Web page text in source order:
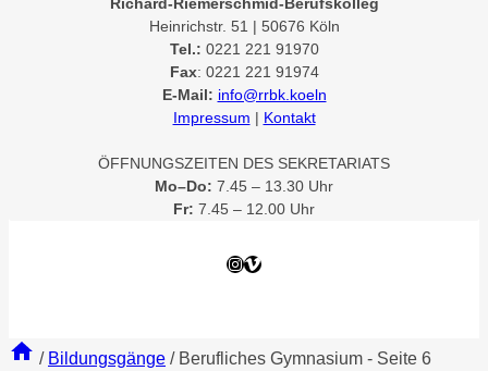
Heinrichstr. 51 | 50676 Köln
Tel.: 0221 221 91970
Fax: 0221 221 91974
E-Mail: info@rrbk.koeln
Impressum | Kontakt
ÖFFNUNGSZEITEN DES SEKRETARIATS
Mo–Do: 7.45 – 13.30 Uhr
Fr: 7.45 – 12.00 Uhr
Instagram
Vimeo
/ Bildungsgänge / Berufliches Gymnasium - Seite 6